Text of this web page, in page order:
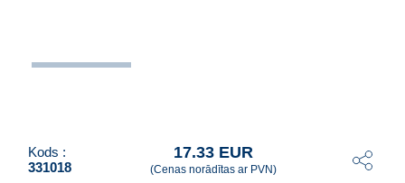
Kods :
331018
17.33 EUR
(Cenas norādītas ar PVN)